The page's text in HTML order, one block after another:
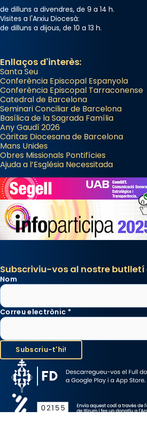
de dilluns a divendres, de 9 a 14 h.
Visites a l'Arxiu Diocesà:
de dilluns a dijous, de 10 a 13 h.
Enllaços d'interès:
Santa Seu
Conferència Episcopal Espanyola
Conferència Episcopal Tarraconense
Catedral de Barcelona
Seminari Conciliar de Barcelona
Basílica de la Sagrada Família
Any Gaudí 2026
Càritas Diocesana de Barcelona
Mans Unides
Obres Missionals Pontifícies
Ajuda a l’Església Necessitada
Subscriviu-vos al nostre butlletí
Nom
Correu electrònic *